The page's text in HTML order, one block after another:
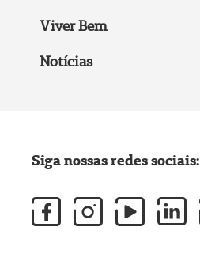
Viver Bem
Notícias
Siga nossas redes sociais: